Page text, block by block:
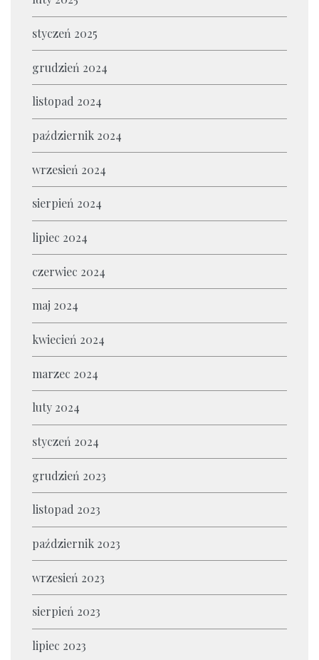
styczeń 2025
grudzień 2024
listopad 2024
październik 2024
wrzesień 2024
sierpień 2024
lipiec 2024
czerwiec 2024
maj 2024
kwiecień 2024
marzec 2024
luty 2024
styczeń 2024
grudzień 2023
listopad 2023
październik 2023
wrzesień 2023
sierpień 2023
lipiec 2023